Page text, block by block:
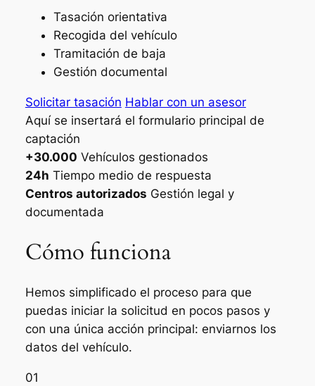
Tasación orientativa
Recogida del vehículo
Tramitación de baja
Gestión documental
Solicitar tasación Hablar con un asesor
Aquí se insertará el formulario principal de
captación
+30.000 Vehículos gestionados
24h Tiempo medio de respuesta
Centros autorizados Gestión legal y
documentada
Cómo funciona
Hemos simplificado el proceso para que
puedas iniciar la solicitud en pocos pasos y
con una única acción principal: enviarnos los
datos del vehículo.
01